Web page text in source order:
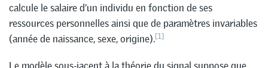
calcule le salaire d’un individu en fonction de ses
ressources personnelles ainsi que de paramètres invariables
(année de naissance, sexe, origine).[1]